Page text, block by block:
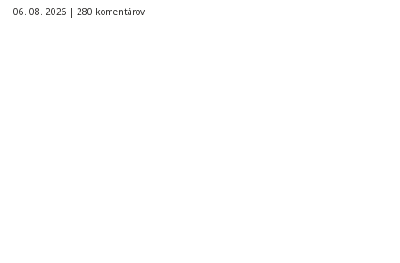
06. 08. 2026 | 280 komentárov